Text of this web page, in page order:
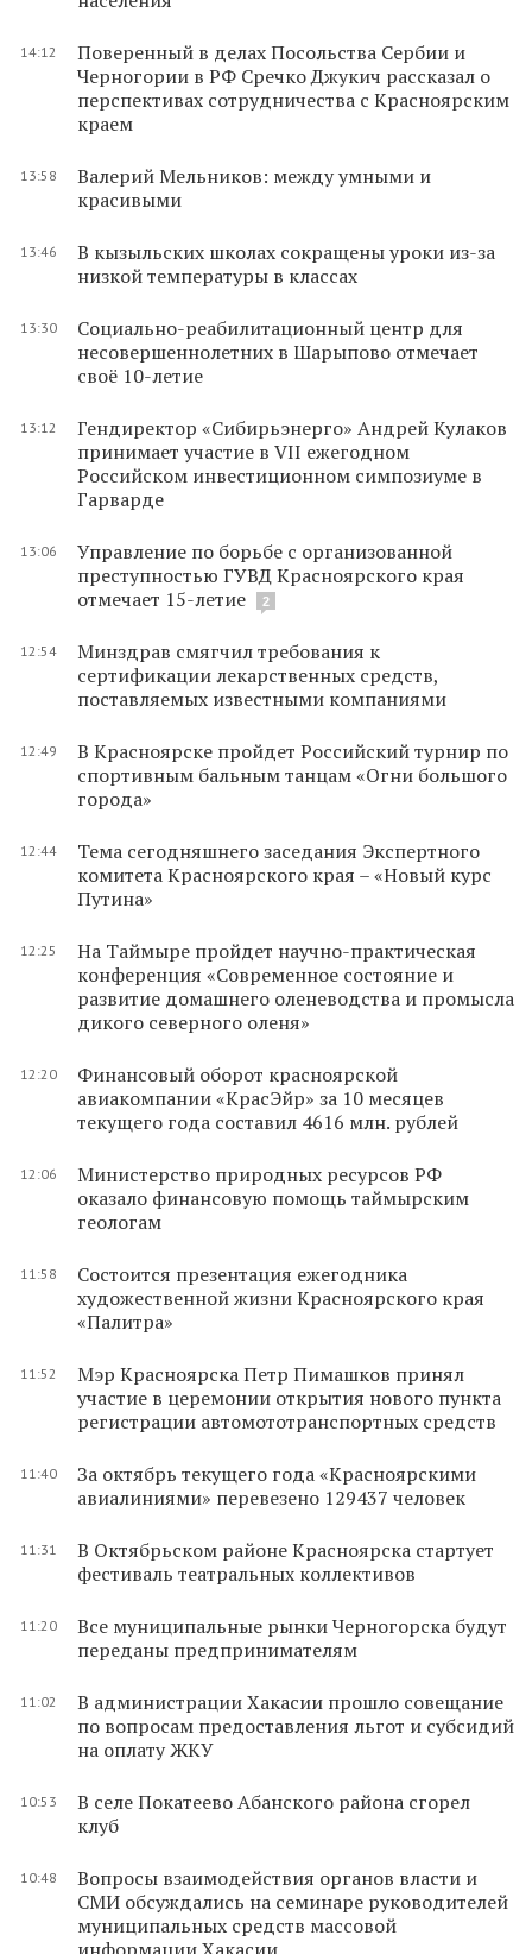
14:12
Поверенный в делах Посольства Сербии и
Черногории в РФ Сречко Джукич рассказал о
перспективах сотрудничества с Красноярским
краем
13:58
Валерий Мельников: между умными и
красивыми
13:46
В кызыльских школах сокращены уроки из-за
низкой температуры в классах
13:30
Социально-реабилитационный центр для
несовершеннолетних в Шарыпово отмечает
своё 10-летие
13:12
Гендиректор «Сибирьэнерго» Андрей Кулаков
принимает участие в VII ежегодном
Российском инвестиционном симпозиуме в
Гарварде
13:06
Управление по борьбе с организованной
преступностью ГУВД Красноярского края
отмечает 15-летие
2
12:54
Минздрав смягчил требования к
сертификации лекарственных средств,
поставляемых известными компаниями
12:49
В Красноярске пройдет Российский турнир по
спортивным бальным танцам «Огни большого
города»
12:44
Тема сегодняшнего заседания Экспертного
комитета Красноярского края – «Новый курс
Путина»
12:25
На Таймыре пройдет научно-практическая
конференция «Современное состояние и
развитие домашнего оленеводства и промысла
дикого северного оленя»
12:20
Финансовый оборот красноярской
авиакомпании «КрасЭйр» за 10 месяцев
текущего года составил 4616 млн. рублей
12:06
Министерство природных ресурсов РФ
оказало финансовую помощь таймырским
геологам
11:58
Состоится презентация ежегодника
художественной жизни Красноярского края
«Палитра»
11:52
Мэр Красноярска Петр Пимашков принял
участие в церемонии открытия нового пункта
регистрации автомототранспортных средств
11:40
За октябрь текущего года «Красноярскими
авиалиниями» перевезено 129437 человек
11:31
В Октябрьском районе Красноярска стартует
фестиваль театральных коллективов
11:20
Все муниципальные рынки Черногорска будут
переданы предпринимателям
11:02
В администрации Хакасии прошло совещание
по вопросам предоставления льгот и субсидий
на оплату ЖКУ
10:53
В селе Покатеево Абанского района сгорел
клуб
10:48
Вопросы взаимодействия органов власти и
СМИ обсуждались на семинаре руководителей
муниципальных средств массовой
информации Хакасии